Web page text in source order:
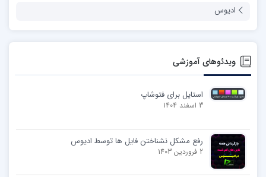
ادیوس
ویدئوهای آموزشی
استایل برای فتوشاپ
3 اسفند 1404
رفع مشکل نشناختن فایل ها توسط ادیوس
2 فروردین 1403